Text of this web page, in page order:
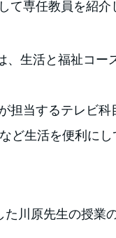
て専任教員を紹介
生活と福祉コー
担当するテレビ
ど生活を便利に
川原先生の授業